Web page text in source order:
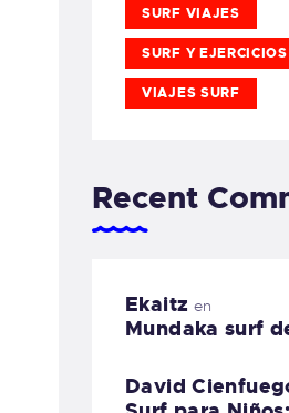
SURF VIAJES
SURF Y EJERCICIOS
VIAJES SURF
Recent
Ekaitz en
Mundaka surf
David